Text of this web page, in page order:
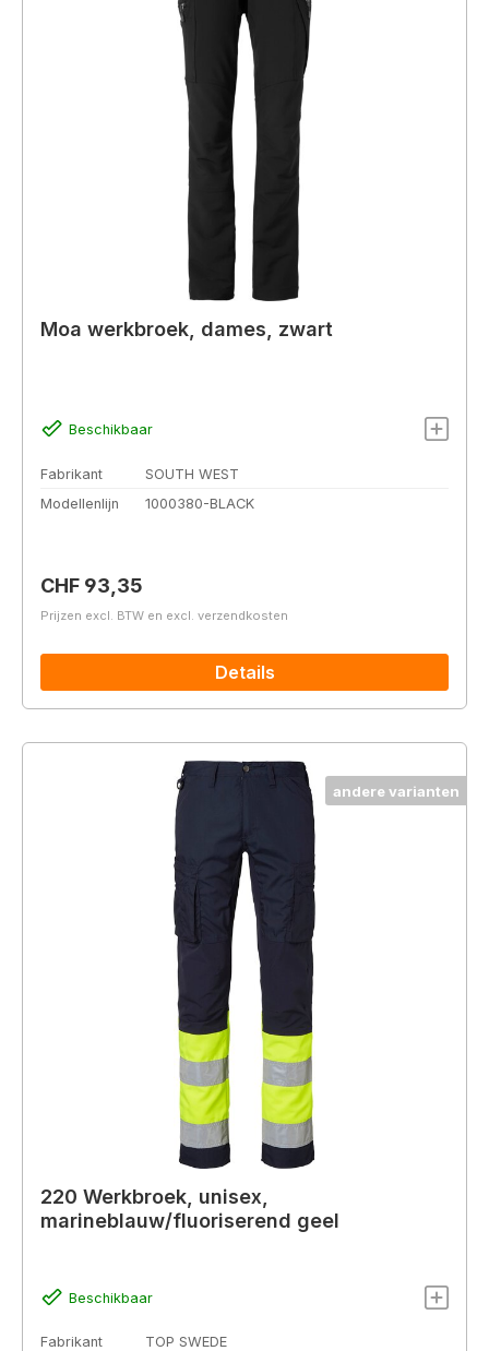
Moa werkbroek, dames, zwart
Beschikbaar
Fabrikant
SOUTH WEST
Modellenlijn
1000380-BLACK
Normale prijs:
CHF 93,35
Prijzen excl. BTW en excl. verzendkosten
Details
andere varianten
220 Werkbroek, unisex,
marineblauw/fluoriserend geel
Beschikbaar
Fabrikant
TOP SWEDE